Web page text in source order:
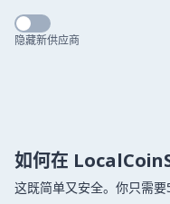
隐藏新供应商
如何在
这既简单又安全。你只需要